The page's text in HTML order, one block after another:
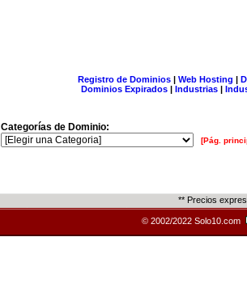
Registro de Dominios| Web Hosting |
Dominios Expirados | Industrias |
Categorías de Dominio:
[Pág.
** Precios
© 2002/2022 Solo10.com